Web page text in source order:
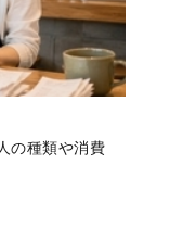
の種類や消費